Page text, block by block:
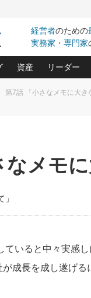
経営者のための
実務家・専門家
略(96)
」横田尚哉氏(5)
リニック(240)
ながら利益を上げる
功法(10)
玉手箱(9)
現する 成功イメージ
資産
中国経済の最新動
事業承継の前に、
リーダー
ピョート
次もあな
社長の口
第7話 「小さなメモに大き
メモに
いると中々実感し
成長を成し遂げ